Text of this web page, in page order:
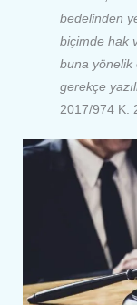
bedelinden
biçimde hak
buna yönelik
gerekçe
2017/974 K.